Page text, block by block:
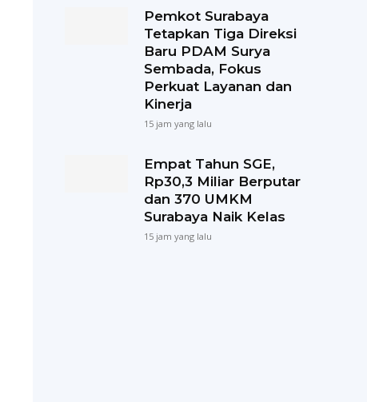
Pemkot Surabaya
Tetapkan Tiga Direksi
Baru PDAM Surya
Sembada, Fokus
Perkuat Layanan dan
Kinerja
15 jam yang lalu
Empat Tahun SGE,
Rp30,3 Miliar Berputar
dan 370 UMKM
Surabaya Naik Kelas
15 jam yang lalu